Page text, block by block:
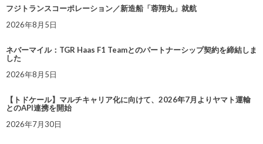
フジトランスコーポレーション／新造船「蓉翔丸」就航
2026年8月5日
ネバーマイル：TGR Haas F1 Teamとのパートナーシップ契約を締結しま
した
2026年8月5日
【トドケール】マルチキャリア化に向けて、2026年7月よりヤマト運輸
とのAPI連携を開始
2026年7月30日